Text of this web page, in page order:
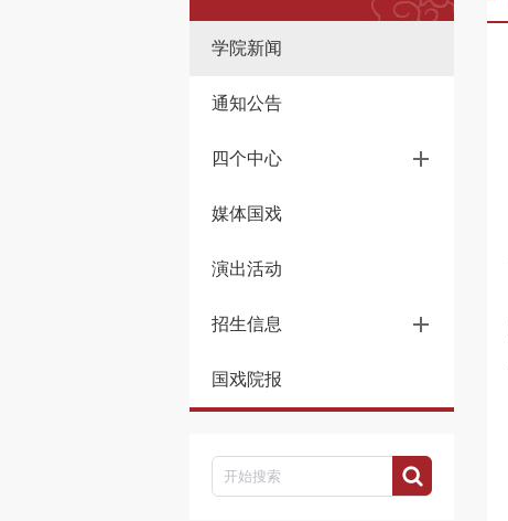
学院新闻
通知公告
四个中心
媒体国戏
演出活动
招生信息
国戏院报